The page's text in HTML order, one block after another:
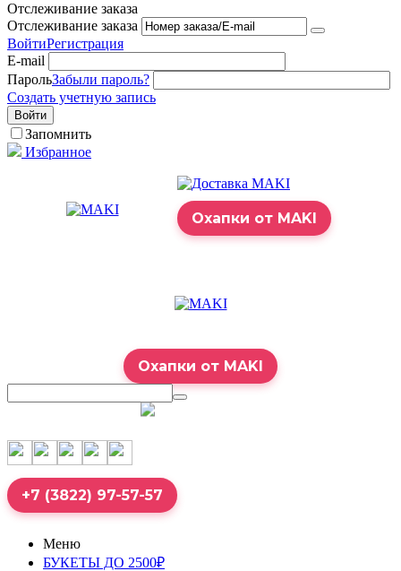
Отслеживание заказа
Отслеживание заказа
ВойтиРегистрация
E-mail
ПарольЗабыли пароль?
Создать учетную запись
Войти
Запомнить
Избранное
Охапки от MAKI
Охапки от MAKI
+7 (3822) 97-57-57
Меню
БУКЕТЫ ДО 2500₽